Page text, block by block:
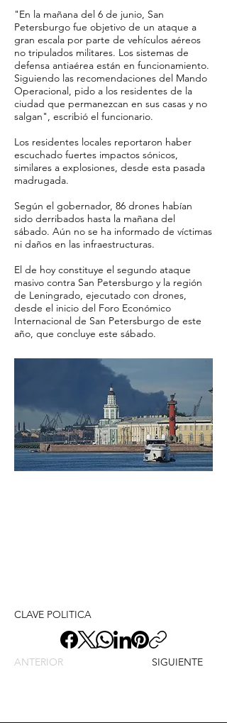
"En la mañana del 6 de junio, San
Petersburgo fue objetivo de un ataque a
gran escala por parte de vehículos aéreos
no tripulados militares. Los sistemas de
defensa antiaérea están en funcionamiento.
Siguiendo las recomendaciones del Mando
Operacional, pido a los residentes de la
ciudad que permanezcan en sus casas y no
salgan", escribió el funcionario.
Los residentes locales reportaron haber
escuchado fuertes impactos sónicos,
similares a explosiones, desde esta pasada
madrugada.
Según el gobernador, 86 drones habían
sido derribados hasta la mañana del
sábado. Aún no se ha informado de víctimas
ni daños en las infraestructuras.
El de hoy constituye el segundo ataque
masivo contra San Petersburgo y la región
de Leningrado, ejecutado con drones,
desde el inicio del Foro Económico
Internacional de San Petersburgo de este
año, que concluye este sábado.
CLAVE POLITICA
ANTERIOR SIGUIENTE